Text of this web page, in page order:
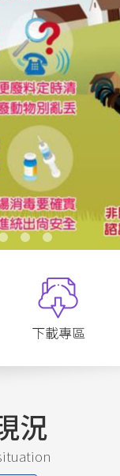
下載專區
況